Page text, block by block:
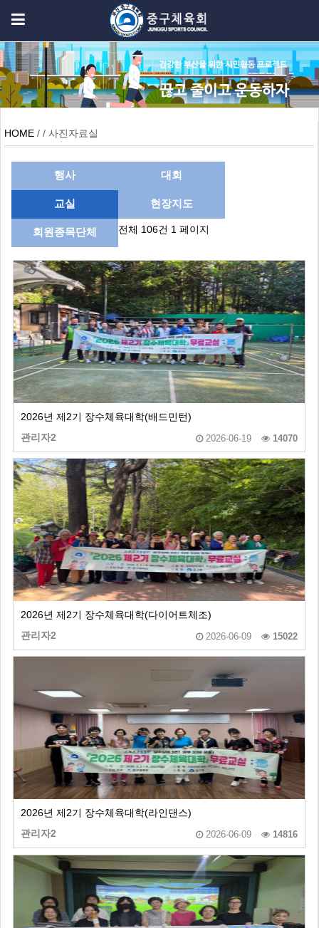
HOME / / 사진자료실
행사 대회
교실 현장지도
회원종목단체 전체 106건 1 페이지
2026년 제2기 장수체육대학(배드민턴)
관리자2
2026-06-19 14070
2026년 제2기 장수체육대학(다이어트체조)
관리자2
2026-06-09 15022
2026년 제2기 장수체육대학(라인댄스)
관리자2
2026-06-09 14816